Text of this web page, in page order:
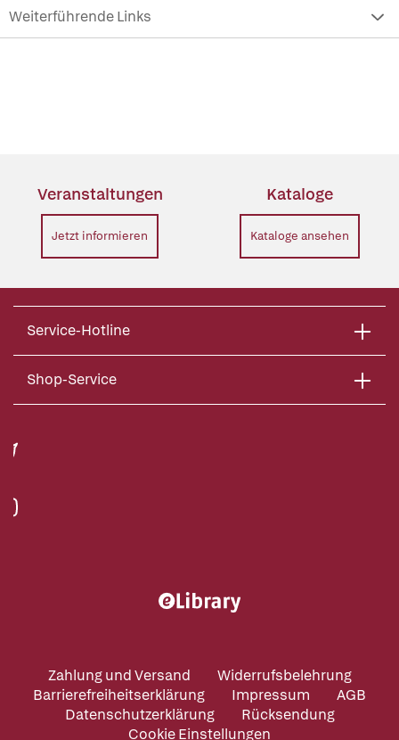
Weiterführende Links
Veranstaltungen
Jetzt informieren
Kataloge
Kataloge ansehen
Service-Hotline
Shop-Service
Zahlung und Versand
Widerrufsbelehrung
Barrierefreiheitserklärung
Impressum
AGB
Datenschutzerklärung
Rücksendung
Cookie Einstellungen